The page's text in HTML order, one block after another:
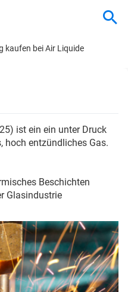
ist ein ein unter Druck
hoch entzündliches Gas.
Beschichten
Glasindustrie